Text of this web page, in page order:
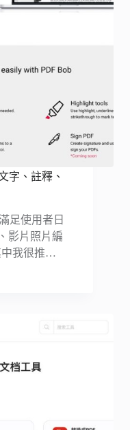
字、註釋、
足使用者日
影片照片編
中我很推…